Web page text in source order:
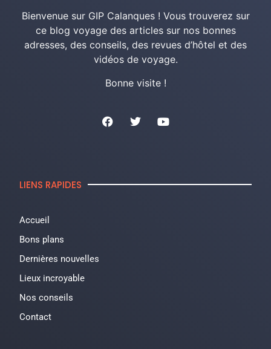
Bienvenue sur GIP Calanques ! Vous trouverez sur
ce blog voyage des articles sur nos bonnes
adresses, des conseils, des revues d’hôtel et des
vidéos de voyage.
Bonne visite !
LIENS RAPIDES
Accueil
Bons plans
Dernières nouvelles
Lieux incroyable
Nos conseils
Contact